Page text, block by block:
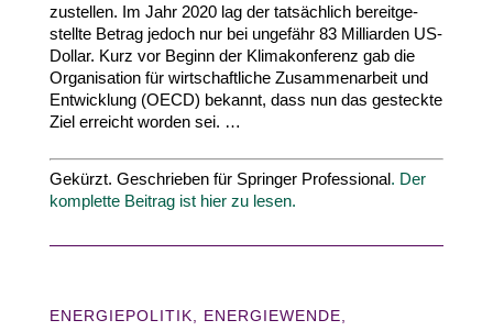
zu­stellen. Im Jahr 2020lag der tatsächlich bereit­ge­
stellte Betrag jedoch nur bei ungefähr 83Milli­arden US-​
Dollar. Kurz vor Beginn der Klima­kon­ferenz gab die
Orga­ni­sation für wirt­schaft­liche Zusam­men­arbeit und
Entwicklung (OECD) bekannt, dass nun das gesteckte
Ziel erreicht worden sei. …
Gekürzt. Geschrieben für Springer Profes­sional. Der
komplette Beitrag ist hier zu lesen.
ENERGIEPOLITIK, ENERGIEWENDE,